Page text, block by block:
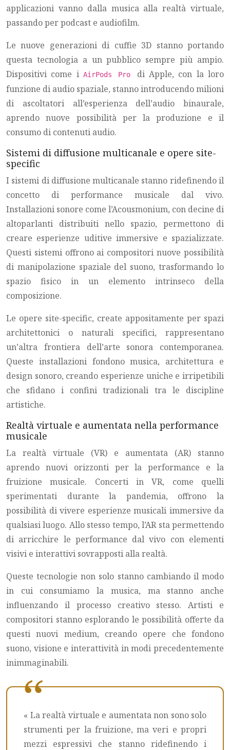
applicazioni vanno dalla musica alla realtà virtuale,
passando per podcast e audiofilm.
Le nuove generazioni di cuffie 3D stanno portando
questa tecnologia a un pubblico sempre più ampio.
Dispositivi come i AirPods Pro di Apple, con la loro
funzione di audio spaziale, stanno introducendo milioni
di ascoltatori all’esperienza dell’audio binaurale,
aprendo nuove possibilità per la produzione e il
consumo di contenuti audio.
Sistemi di diffusione multicanale e opere site-
specific
I sistemi di diffusione multicanale stanno ridefinendo il
concetto di performance musicale dal vivo.
Installazioni sonore come l’Acousmonium, con decine di
altoparlanti distribuiti nello spazio, permettono di
creare esperienze uditive immersive e spazializzate.
Questi sistemi offrono ai compositori nuove possibilità
di manipolazione spaziale del suono, trasformando lo
spazio fisico in un elemento intrinseco della
composizione.
Le opere site-specific, create appositamente per spazi
architettonici o naturali specifici, rappresentano
un’altra frontiera dell’arte sonora contemporanea.
Queste installazioni fondono musica, architettura e
design sonoro, creando esperienze uniche e irripetibili
che sfidano i confini tradizionali tra le discipline
artistiche.
Realtà virtuale e aumentata nella performance
musicale
La realtà virtuale (VR) e aumentata (AR) stanno
aprendo nuovi orizzonti per la performance e la
fruizione musicale. Concerti in VR, come quelli
sperimentati durante la pandemia, offrono la
possibilità di vivere esperienze musicali immersive da
qualsiasi luogo. Allo stesso tempo, l’AR sta permettendo
di arricchire le performance dal vivo con elementi
visivi e interattivi sovrapposti alla realtà.
Queste tecnologie non solo stanno cambiando il modo
in cui consumiamo la musica, ma stanno anche
influenzando il processo creativo stesso. Artisti e
compositori stanno esplorando le possibilità offerte da
questi nuovi medium, creando opere che fondono
suono, visione e interattività in modi precedentemente
inimmaginabili.
« La realtà virtuale e aumentata non sono solo
strumenti per la fruizione, ma veri e propri
mezzi espressivi che stanno ridefinendo i